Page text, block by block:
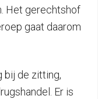
Het gerechtshof
gaat daarom
bij de zitting,
Er is